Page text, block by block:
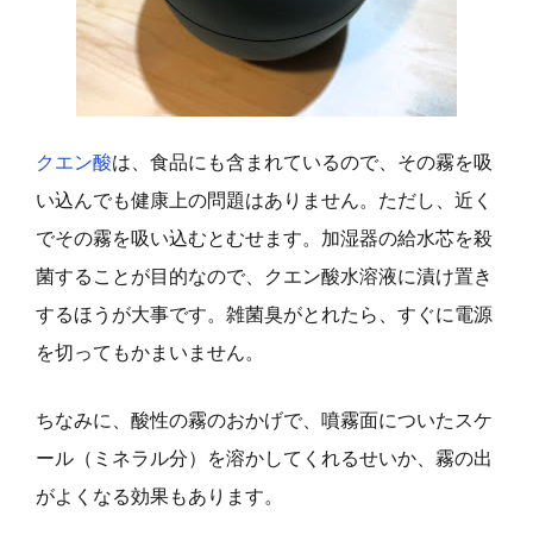
クエン酸は、食品にも含まれているので、その霧を吸
い込んでも健康上の問題はありません。ただし、近く
でその霧を吸い込むとむせます。加湿器の給水芯を殺
菌することが目的なので、クエン酸水溶液に漬け置き
するほうが大事です。雑菌臭がとれたら、すぐに電源
を切ってもかまいません。
ちなみに、酸性の霧のおかげで、噴霧面についたスケ
ール（ミネラル分）を溶かしてくれるせいか、霧の出
がよくなる効果もあります。